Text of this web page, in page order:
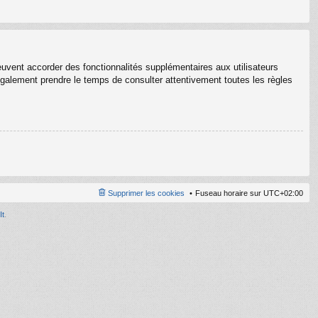
accorder des fonctionnalités supplémentaires aux utilisateurs
prendre le temps de consulter attentivement toutes les règles
Fuseau horaire sur UTC+02:00
Supprimer les cookies